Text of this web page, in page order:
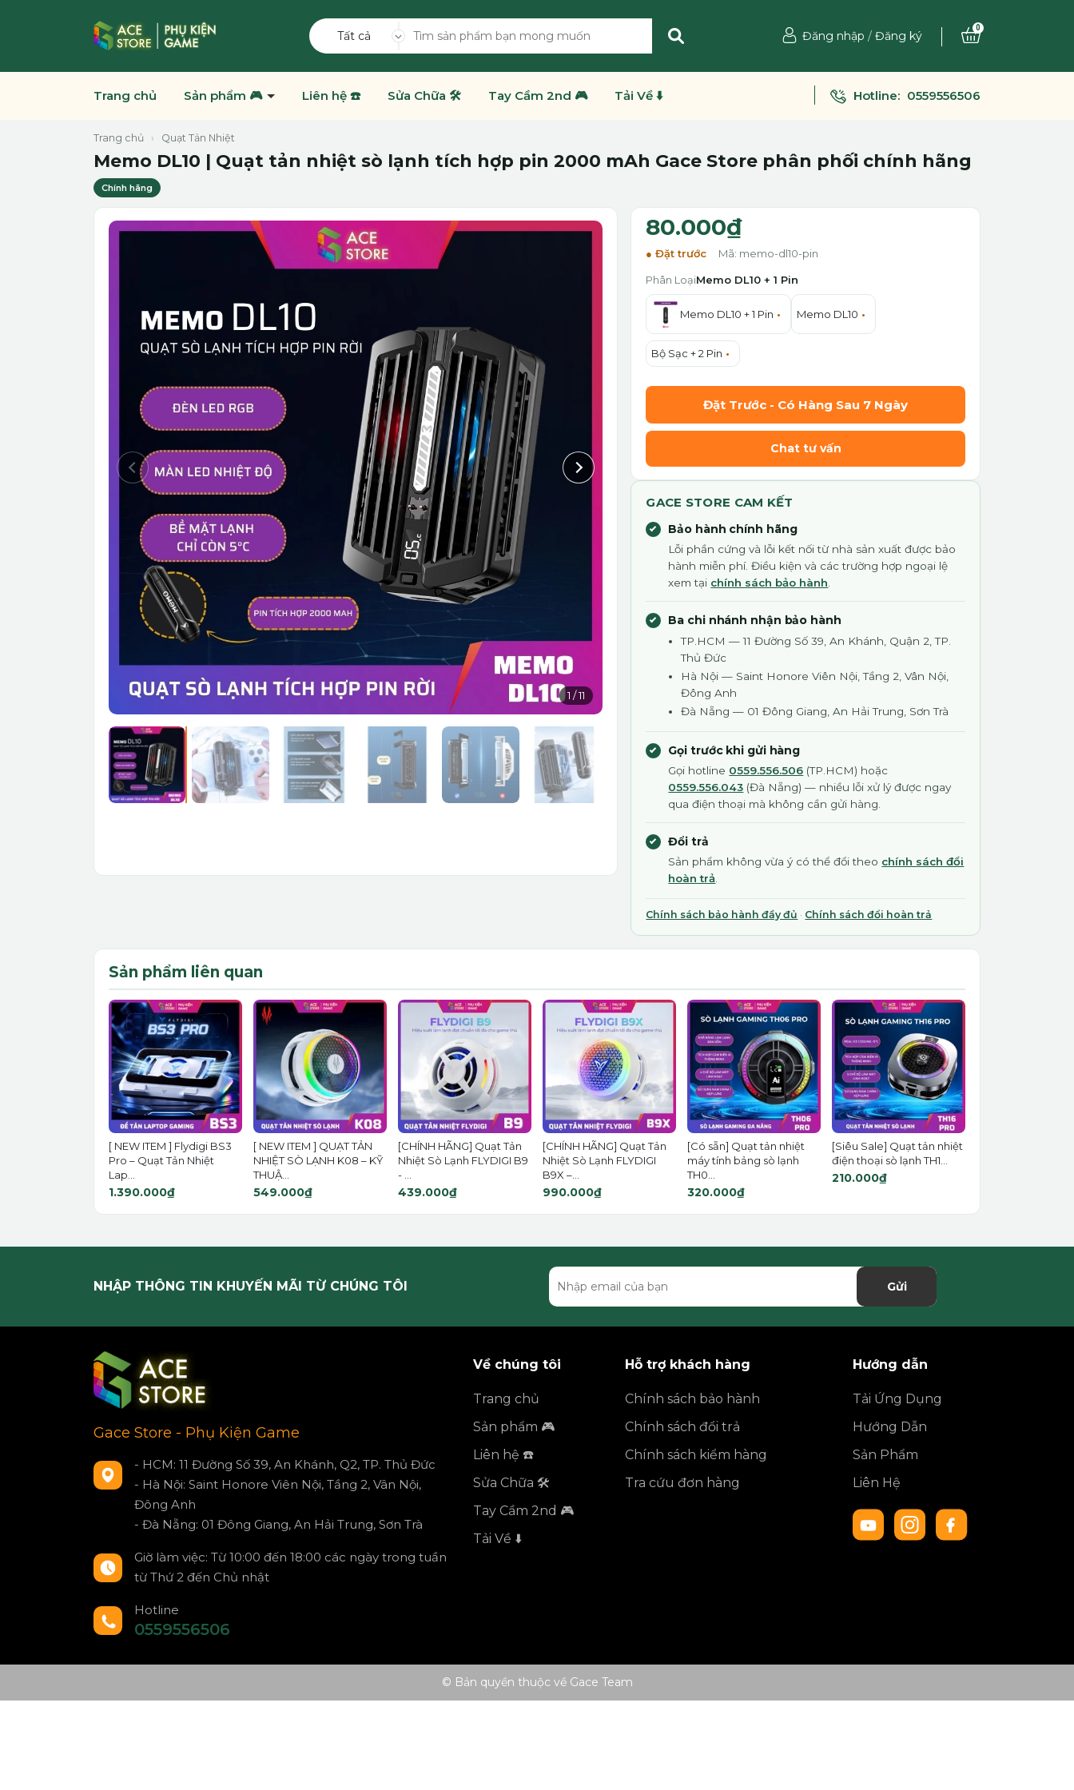
Tất cả Đăng nhập / Đăng ký
0
Trang chủ Sản phẩm 🎮 Liên hệ ☎️ Sửa Chữa 🛠️ Tay Cầm 2nd 🎮 Tải Về ⬇️ Hotline: 0559556506
Trang chủ › Quạt Tản Nhiệt
Memo DL10 | Quạt tản nhiệt sò lạnh tích hợp pin 2000 mAh Gace Store phân phối chính hãng
Chính hãng
1 /11
80.000₫
Đặt trước Mã: memo-dl10-pin
Phân LoạiMemo DL10 + 1 Pin
Memo DL10 + 1 Pin Memo DL10
Bộ Sạc + 2 Pin
Đặt Trước - Có Hàng Sau 7 Ngày
Chat tư vấn
GACE STORE CAM KẾT
Bảo hành chính hãng
Lỗi phần cứng và lỗi kết nối từ nhà sản xuất được bảo
hành miễn phí. Điều kiện và các trường hợp ngoại lệ
xem tại chính sách bảo hành
Ba chi nhánh nhận bảo hành
TP.HCM — 11 Đường Số 39, An Khánh, Quận 2, TP.
Thủ Đức
Hà Nội — Saint Honore Viên Nội, Tầng 2, Vân Nội,
Đông Anh
Đà Nẵng — 01 Đông Giang, An Hải Trung, Sơn Trà
Gọi trước khi gửi hàng
Gọi hotline 0559.556.506 (TP.HCM) hoặc
0559.556.043 (Đà Nẵng) — nhiều lỗi xử lý được ngay
qua điện thoại mà không cần gửi hàng.
Đổi trả
Sản phẩm không vừa ý có thể đổi theo chính sách đổi
hoàn trả
Chính sách bảo hành đầy đủ · Chính sách đổi hoàn trả
Sản phẩm liên quan
[ NEW ITEM ] Flydigi BS3
Pro – Quạt Tản Nhiệt
Lap...
1.390.000₫
[ NEW ITEM ] QUẠT TẢN
NHIỆT SÒ LẠNH K08 – KỸ
THUẬ...
549.000₫
[CHÍNH HÃNG] Quạt Tản
Nhiệt Sò Lạnh FLYDIGI B9
- ...
439.000₫
[CHÍNH HÃNG] Quạt Tản
Nhiệt Sò Lạnh FLYDIGI
B9X –...
990.000₫
[Có sẵn] Quạt tản nhiệt
máy tính bảng sò lạnh
TH0...
320.000₫
[Siêu Sale] Quạt tản nhiệt
điện thoại sò lạnh TH1...
210.000₫
NHẬP THÔNG TIN KHUYẾN MÃI TỪ CHÚNG TÔI Gửi
Gace Store - Phụ Kiện Game
- HCM: 11 Đường Số 39, An Khánh, Q2, TP. Thủ Đức
- Hà Nội: Saint Honore Viên Nội, Tầng 2, Vân Nội,
Đông Anh
- Đà Nẵng: 01 Đông Giang, An Hải Trung, Sơn Trà
Giờ làm việc: Từ 10:00 đến 18:00 các ngày trong tuần
từ Thứ 2 đến Chủ nhật
Hotline
0559556506
Về chúng tôi
Trang chủ
Sản phẩm 🎮
Liên hệ ☎️
Sửa Chữa 🛠️
Tay Cầm 2nd 🎮
Tải Về ⬇️
Hỗ trợ khách hàng
Chính sách bảo hành
Chính sách đổi trả
Chính sách kiểm hàng
Tra cứu đơn hàng
Hướng dẫn
Tải Ứng Dụng
Hướng Dẫn
Sản Phẩm
Liên Hệ
© Bản quyền thuộc về Gace Team